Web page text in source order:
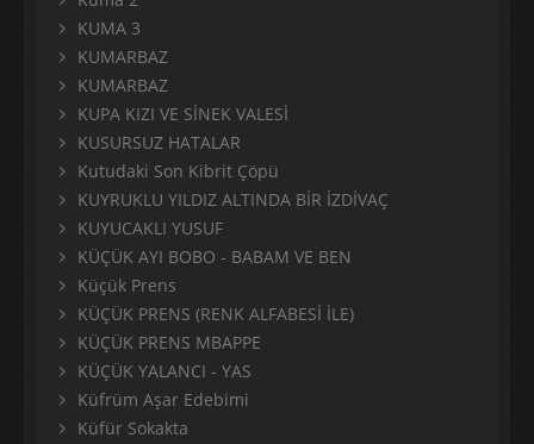
KUMA 3
KUMARBAZ
KUMARBAZ
KUPA KIZI VE SİNEK VALESİ
KUSURSUZ HATALAR
Kutudaki Son Kibrit Çöpü
KUYRUKLU YILDIZ ALTINDA BİR İZDİVAÇ
KUYUCAKLI YUSUF
KÜÇÜK AYI BOBO - BABAM VE BEN
Küçük Prens
KÜÇÜK PRENS (RENK ALFABESİ İLE)
KÜÇÜK PRENS MBAPPE
KÜÇÜK YALANCI - YAS
Küfrüm Aşar Edebimi
Küfür Sokakta